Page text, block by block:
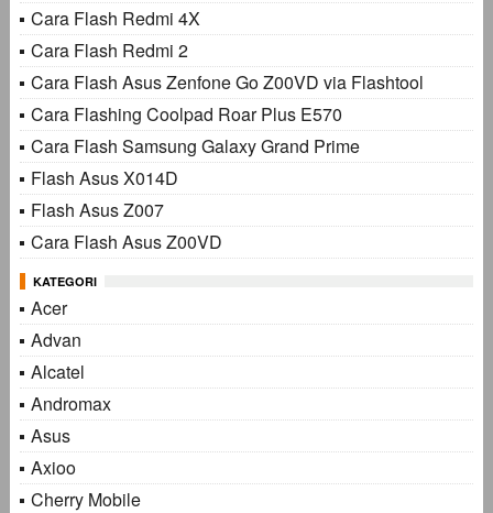
Cara Flash Redmi 4X
Cara Flash Redmi 2
Cara Flash Asus Zenfone Go Z00VD via Flashtool
Cara Flashing Coolpad Roar Plus E570
Cara Flash Samsung Galaxy Grand Prime
Flash Asus X014D
Flash Asus Z007
Cara Flash Asus Z00VD
KATEGORI
Acer
Advan
Alcatel
Andromax
Asus
Axioo
Cherry Mobile